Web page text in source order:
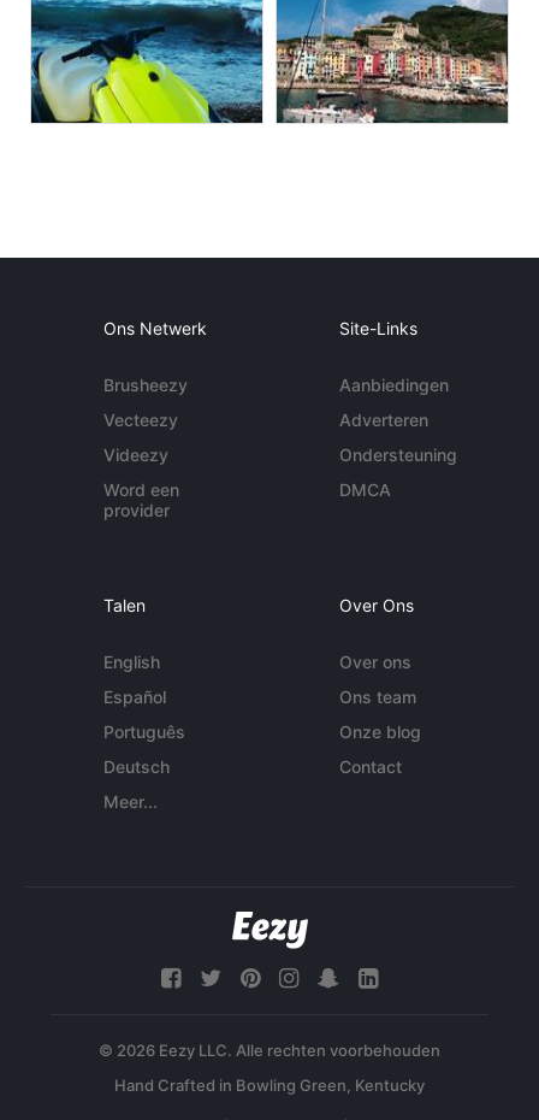
Ons Netwerk
Brusheezy
Vecteezy
Videezy
Word een
provider
Site-Links
Aanbiedingen
Adverteren
Ondersteuning
DMCA
Talen
English
Español
Português
Deutsch
Meer...
Over Ons
Over ons
Ons team
Onze blog
Contact
© 2026 Eezy LLC. Alle rechten voorbehouden